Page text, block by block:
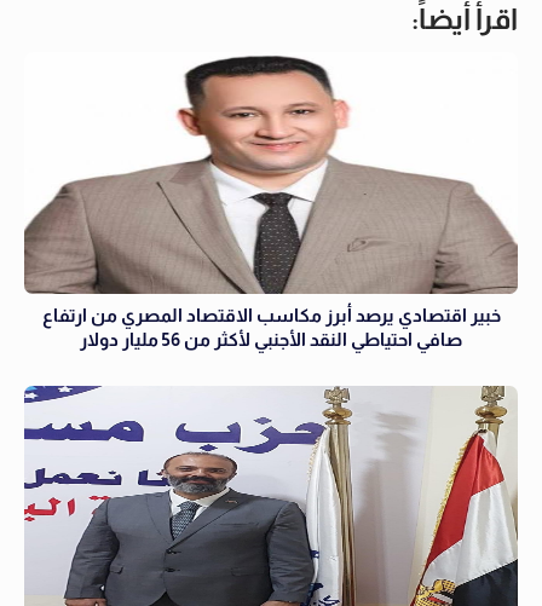
اقرأ أيضاً:
خبير اقتصادي يرصد أبرز مكاسب الاقتصاد المصري من ارتفاع
صافي احتياطي النقد الأجنبي لأكثر من 56 مليار دولار